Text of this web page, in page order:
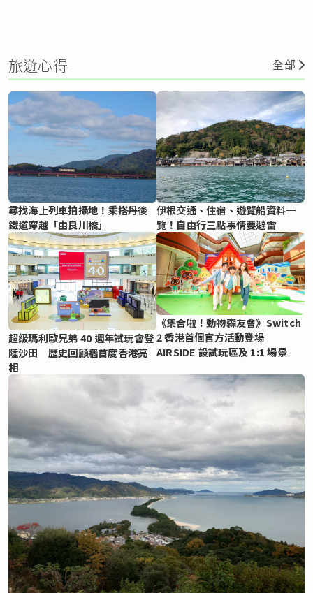
旅遊心得 全部
尋找海上列車拍攝地！乘搭丹後
鐵道穿越「由良川橋」
伊根交通、住宿、遊覽船資料一
覽！自由行三點事情要避雷
超級瑪利歐兄弟 40 週年試玩會登
陸沙田 歷史回顧牆首度香港亮
相
《集合啦！動物森友會》Switch
2 香港首個官方活動登場
AIRSIDE 設試玩區及 1:1 場景